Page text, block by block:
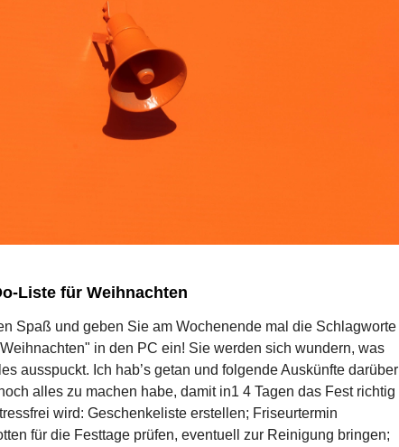
Liste für Weihnachten
Spaß und geben Sie am Wochenende mal die Schlagworte
in den PC ein! Sie werden sich wundern, was
ausspuckt. Ich hab’s getan und folgende Auskünfte darüber
alles zu machen habe, damit in1 4 Tagen das Fest richtig
wird: Geschenkeliste erstellen; Friseurtermin
für die Festtage prüfen, eventuell zur Reinigung bringen;